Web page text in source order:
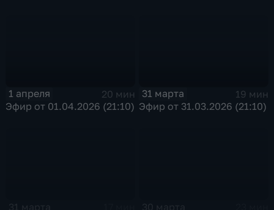
1 апреля
20 мин
Эфир от 01.04.2026 (21:10)
31 марта
19 мин
Эфир от 31.03.2026 (21:10)